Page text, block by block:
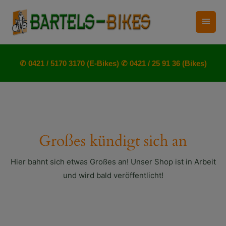
Inhalt
springen
✆ 0421 / 5170 3170 (E-Bikes) ✆ 0421 / 25 91 36 (Bikes)
Großes kündigt sich an
Hier bahnt sich etwas Großes an! Unser Shop ist in Arbeit
und wird bald veröffentlicht!